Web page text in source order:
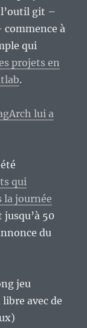
l’outil git –
commence à
qui
projets en
.
lui a
qui
la journée
jusqu’à 50
du
jeu
avec de